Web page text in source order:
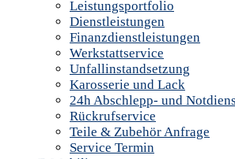
Leistungsportfolio
Dienstleistungen
Finanzdienstleistungen
Werkstattservice
Unfallinstandsetzung
Karosserie und Lack
24h Abschlepp- und
Rückrufservice
Teile & Zubehör Anfrage
Service Termin